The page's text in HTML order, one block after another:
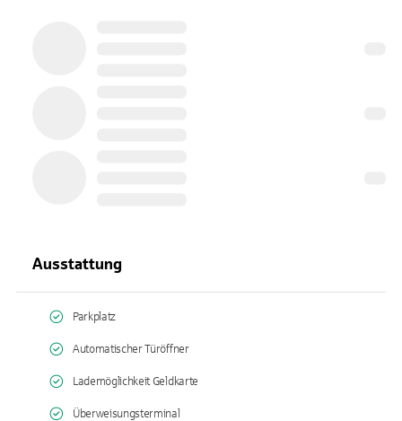
Ausstattung
Parkplatz
Automatischer Türöffner
Lademöglichkeit Geldkarte
Überweisungsterminal